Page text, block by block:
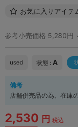
お気に入りアイテ
参考小売価格 5,280円
used 状態 : A
備考
店舗併売品の為、在庫
2,530 円 税込